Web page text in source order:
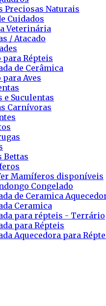
Preciosas Naturais
Cuidados
Veterinária
/ Atacado
para Répteis
de Cerâmica
para Aves
e Suculentas
Carnívoras
Bettas
Mamíferos disponíveis
Congelado
de Ceramica
Ceramica
para répteis - Terrário
para Répteis
Aquecedora para